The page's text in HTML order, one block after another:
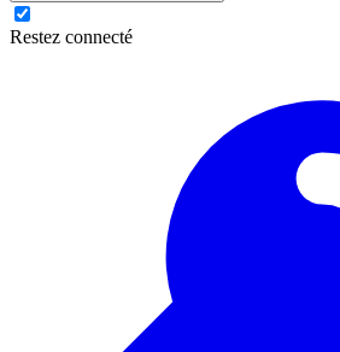
Restez connecté